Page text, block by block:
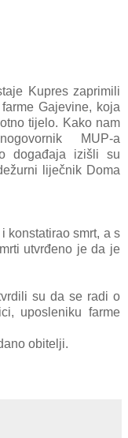
Kupres zaprimili
Gajevine, koja
tijelo. Kako nam
MUP-a
događaja izišli su
liječnik Doma
konstatirao smrt, a s
utvrđeno je da je
su da se radi o
uposleniku farme
obitelji.